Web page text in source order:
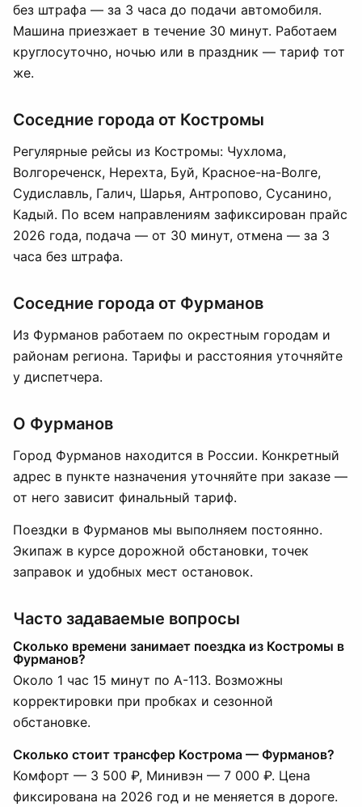
без штрафа — за 3 часа до подачи автомобиля.
Машина приезжает в течение 30 минут. Работаем
круглосуточно, ночью или в праздник — тариф тот
же.
Соседние города от Костромы
Регулярные рейсы из Костромы: Чухлома,
Волгореченск, Нерехта, Буй, Красное-на-Волге,
Судиславль, Галич, Шарья, Антропово, Сусанино,
Кадый. По всем направлениям зафиксирован прайс
2026 года, подача — от 30 минут, отмена — за 3
часа без штрафа.
Соседние города от Фурманов
Из Фурманов работаем по окрестным городам и
районам региона. Тарифы и расстояния уточняйте
у диспетчера.
О Фурманов
Город Фурманов находится в России. Конкретный
адрес в пункте назначения уточняйте при заказе —
от него зависит финальный тариф.
Поездки в Фурманов мы выполняем постоянно.
Экипаж в курсе дорожной обстановки, точек
заправок и удобных мест остановок.
Часто задаваемые вопросы
Сколько времени занимает поездка из Костромы в
Фурманов?
Около 1 час 15 минут по А-113. Возможны
корректировки при пробках и сезонной
обстановке.
Сколько стоит трансфер Кострома — Фурманов?
Комфорт — 3 500 ₽, Минивэн — 7 000 ₽. Цена
фиксирована на 2026 год и не меняется в дороге.